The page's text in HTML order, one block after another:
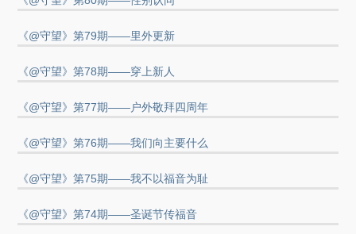
《@守望》第79期——里外更新
《@守望》第78期——穿上新人
《@守望》第77期——户外敬拜四周年
《@守望》第76期——我们向主要什么
《@守望》第75期——我不以福音为耻
《@守望》第74期——圣诞节传福音